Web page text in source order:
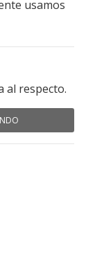
usamos
al respecto.